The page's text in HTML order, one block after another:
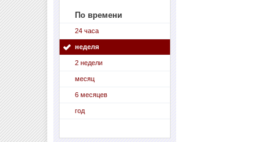
По времени
24 часа
неделя
2 недели
месяц
6 месяцев
год